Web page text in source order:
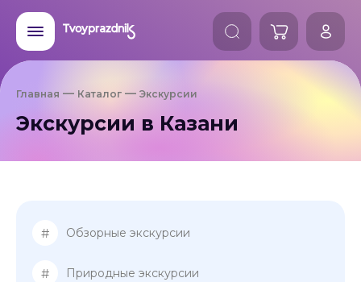
Главная Каталог Экскурсии
Экскурсии в Казани
# Обзорные экскурсии
# Природные экскурсии